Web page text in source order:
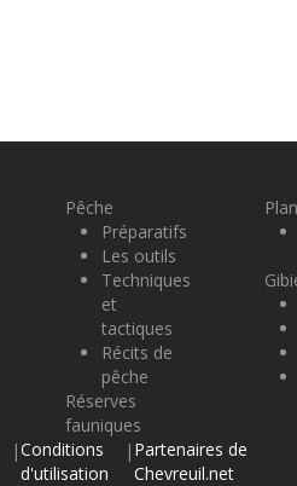
Pêche
Préparatifs
Les outils
Techniques
et
tactiques
Récits de
pêche
Réserves
fauniques
|Conditions
d'utilisation
| Partenaires de
Chevreuil.net